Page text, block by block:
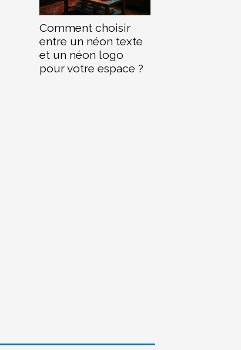
Comment choisir
entre un néon texte
et un néon logo
pour votre espace ?